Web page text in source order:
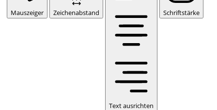
Mauszeiger Zeichenabstand
Text ausrichten
Schriftstärke